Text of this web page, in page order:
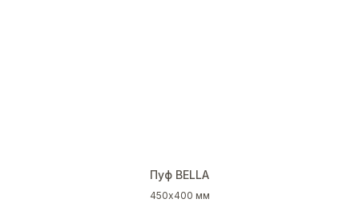
Пуф BELLA
450х400 мм